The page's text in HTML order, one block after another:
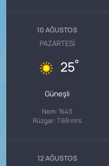
10 AĞUSTOS
PAZARTESI
25°
Güneşli
Nem: %43
Rüzgar: 7.69 m/s
12 AĞUSTOS